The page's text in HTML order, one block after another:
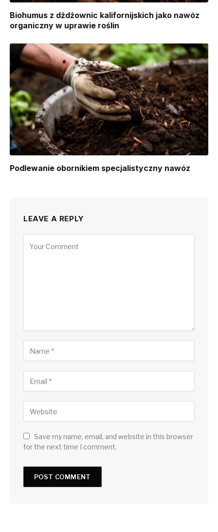
Biohumus z dżdżownic kalifornijskich jako nawóz
organiczny w uprawie roślin
Podlewanie obornikiem specjalistyczny nawóz
LEAVE A REPLY
Save my name, email, and website in this browser
for the next time I comment.